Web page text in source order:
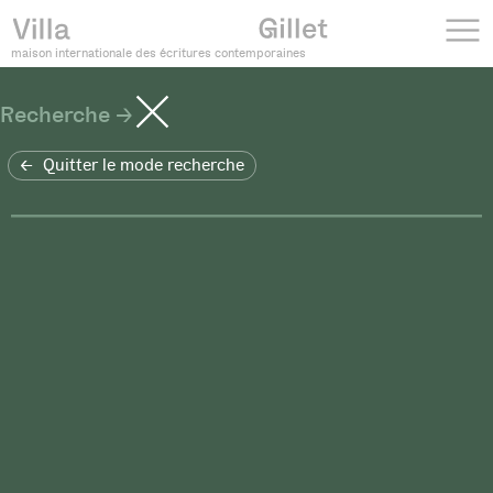
maison internationale des écritures contemporaines
Recherche
Quitter le mode recherche